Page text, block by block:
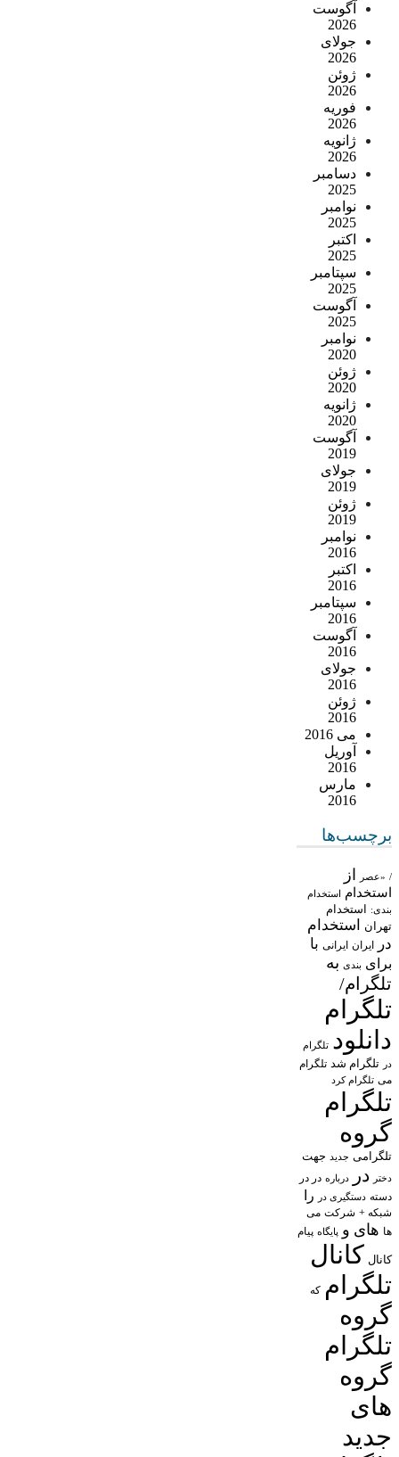
آگوست
2026
جولای
2026
ژوئن
2026
فوریه
2026
ژانویه
2026
دسامبر
2025
نوامبر
2025
اکتبر
2025
سپتامبر
2025
آگوست
2025
نوامبر
2020
ژوئن
2020
ژانویه
2020
آگوست
2019
جولای
2019
ژوئن
2019
نوامبر
2016
اکتبر
2016
سپتامبر
2016
آگوست
2016
جولای
2016
ژوئن
2016
می 2016
آوریل
2016
مارس
2016
برچسب‌ها
/ «عصر از
استخدام استخدام
بندی: استخدام
تهران
استخدام
در
ایران ایرانی با
برای بندی به
تلگرام/
تلگرام
دانلود تلگرام
در تلگرام شد تلگرام
می تلگرام کرد
تلگرام
گروه
تلگرامی جدید جهت
دختر در درباره در در
دسته دستگیری در را
شبکه + شرکت می
ها های و پایگاه پیام
کانال کانال
تلگرام که
گروه
تلگرام
گروه
های
جدید